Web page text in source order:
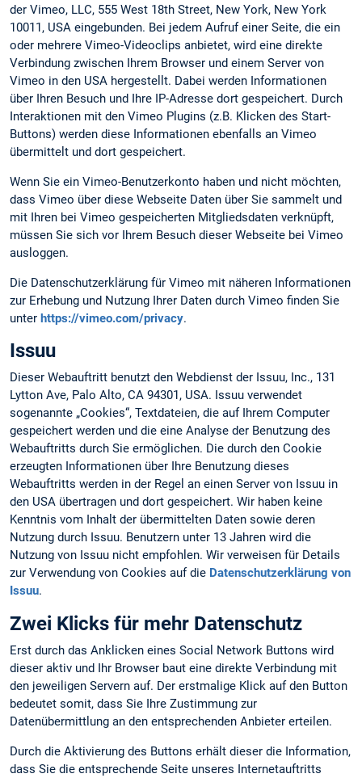
der Vimeo, LLC, 555 West 18th Street, New York, New York
10011, USA eingebunden. Bei jedem Aufruf einer Seite, die ein
oder mehrere Vimeo-Videoclips anbietet, wird eine direkte
Verbindung zwischen Ihrem Browser und einem Server von
Vimeo in den USA hergestellt. Dabei werden Informationen
über Ihren Besuch und Ihre IP-Adresse dort gespeichert. Durch
Interaktionen mit den Vimeo Plugins (z.B. Klicken des Start-
Buttons) werden diese Informationen ebenfalls an Vimeo
übermittelt und dort gespeichert.
Wenn Sie ein Vimeo-Benutzerkonto haben und nicht möchten,
dass Vimeo über diese Webseite Daten über Sie sammelt und
mit Ihren bei Vimeo gespeicherten Mitgliedsdaten verknüpft,
müssen Sie sich vor Ihrem Besuch dieser Webseite bei Vimeo
ausloggen.
Die Datenschutzerklärung für Vimeo mit näheren Informationen
zur Erhebung und Nutzung Ihrer Daten durch Vimeo finden Sie
unter https://vimeo.com/privacy.
Issuu
Dieser Webauftritt benutzt den Webdienst der Issuu, Inc., 131
Lytton Ave, Palo Alto, CA 94301, USA. Issuu verwendet
sogenannte „Cookies“, Textdateien, die auf Ihrem Computer
gespeichert werden und die eine Analyse der Benutzung des
Webauftritts durch Sie ermöglichen. Die durch den Cookie
erzeugten Informationen über Ihre Benutzung dieses
Webauftritts werden in der Regel an einen Server von Issuu in
den USA übertragen und dort gespeichert. Wir haben keine
Kenntnis vom Inhalt der übermittelten Daten sowie deren
Nutzung durch Issuu. Benutzern unter 13 Jahren wird die
Nutzung von Issuu nicht empfohlen. Wir verweisen für Details
zur Verwendung von Cookies auf die Datenschutzerklärung von
Issuu.
Zwei Klicks für mehr Datenschutz
Erst durch das Anklicken eines Social Network Buttons wird
dieser aktiv und Ihr Browser baut eine direkte Verbindung mit
den jeweiligen Servern auf. Der erstmalige Klick auf den Button
bedeutet somit, dass Sie Ihre Zustimmung zur
Datenübermittlung an den entsprechenden Anbieter erteilen.
Durch die Aktivierung des Buttons erhält dieser die Information,
dass Sie die entsprechende Seite unseres Internetauftritts